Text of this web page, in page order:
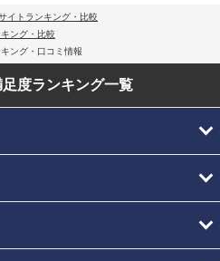
イトランキング・比較
ング・比較
ング・口コミ情報
足度ランキング一覧